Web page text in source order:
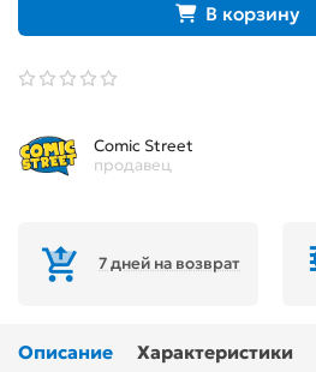
В корзину
Comic Street
продавец
7 дней на возврат
Описание Характеристики